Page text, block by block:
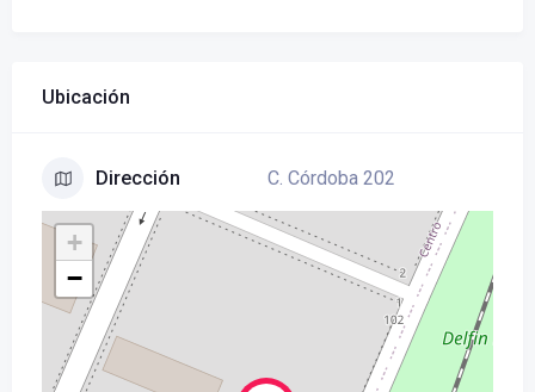
Ubicación
Dirección C. Córdoba 202
+
−